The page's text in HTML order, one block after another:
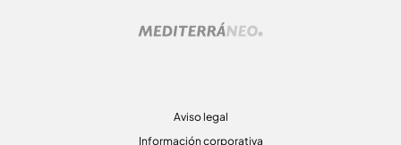
Aviso legal
Información corporativa